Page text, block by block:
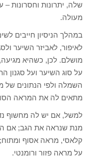
שלה, יתרונות וחסרונות –
מעולה.
במהלך הניסיון חייבים
לאיפור, לאביזר השיער
מושלם. לכן, כשהיא
על סוג השיער ועל סגנון
השמלה ולפי הנתונים של
מתאים לה את המראה
למשל, אם יש לה מחשוף
מנת שנראה את הגב; אם
קלאסי, מראה אסוף
על מראה פזור ורומנטי.